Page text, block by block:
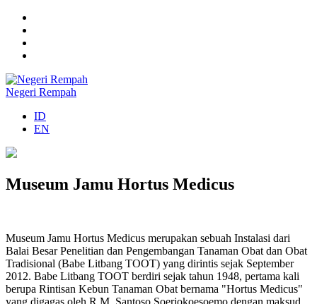
Negeri Rempah
ID
EN
Museum Jamu Hortus Medicus
Museum Jamu Hortus Medicus merupakan sebuah Instalasi dari
Balai Besar Penelitian dan Pengembangan Tanaman Obat dan Obat
Tradisional (Babe Litbang TOOT) yang dirintis sejak September
2012. Babe Litbang TOOT berdiri sejak tahun 1948, pertama kali
berupa Rintisan Kebun Tanaman Obat bernama "Hortus Medicus"
yang digagas oleh R.M. Santoso Soerjokoesoemo dengan maksud